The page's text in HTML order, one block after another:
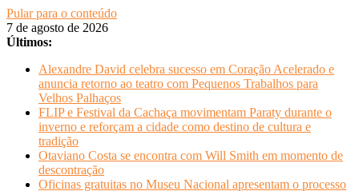
Pular para o conteúdo
7 de agosto de 2026
Últimos:
Alexandre David celebra sucesso em Coração Acelerado e
anuncia retorno ao teatro com Pequenos Trabalhos para
Velhos Palhaços
FLIP e Festival da Cachaça movimentam Paraty durante o
inverno e reforçam a cidade como destino de cultura e
tradição
Otaviano Costa se encontra com Will Smith em momento de
descontração
Oficinas gratuitas no Museu Nacional apresentam o processo